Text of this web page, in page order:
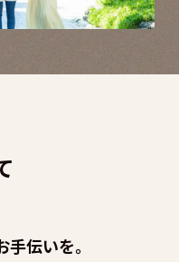
伝いを。